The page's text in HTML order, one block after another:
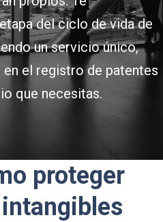
del ciclo de vida de
un servicio único,
el registro de patentes
que necesitas.
proteger